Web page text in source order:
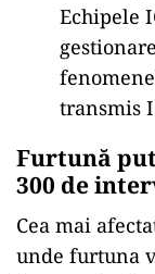
Echipele
transmis
Furtună
300 de
Cea mai
unde furtuna